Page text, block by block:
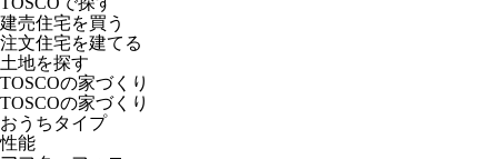
建売住宅を買う
注文住宅を建てる
土地を探す
TOSCOの家づくり
TOSCOの家づくり
おうちタイプ
性能